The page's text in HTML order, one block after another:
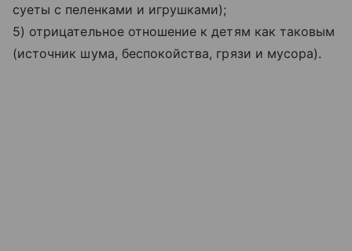
суеты с пеленками и игрушками);
5) отрицательное отношение к детям как таковым
(источник шума, беспокойства, грязи и мусора).